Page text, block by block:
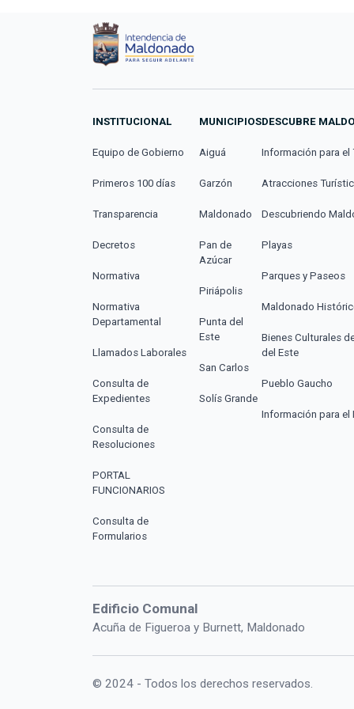
INSTITUCIONAL
Equipo de Gobierno
Primeros 100 días
Transparencia
Decretos
Normativa
Normativa
Departamental
Llamados Laborales
Consulta de
Expedientes
Consulta de
Resoluciones
PORTAL
FUNCIONARIOS
Consulta de
Formularios
MUNICIPIOS
Aiguá
Garzón
Maldonado
Pan de
Azúcar
Piriápolis
Punta del
Este
San Carlos
Solís Grande
DESCUBRE
Información para el
Atracciones
Descubriendo
Playas
Parques y Paseos
Maldonado
Bienes Culturales
del Este
Pueblo Gaucho
Información para el
Edificio Comunal
Acuña de Figueroa y Burnett, Maldonado
© 2024 - Todos los derechos reservados.